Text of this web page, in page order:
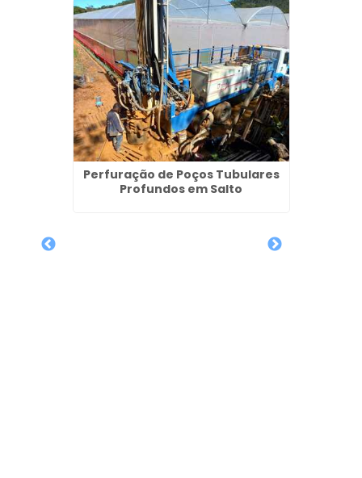
Perfuração de Poços Tubulares
Profundos em Salto